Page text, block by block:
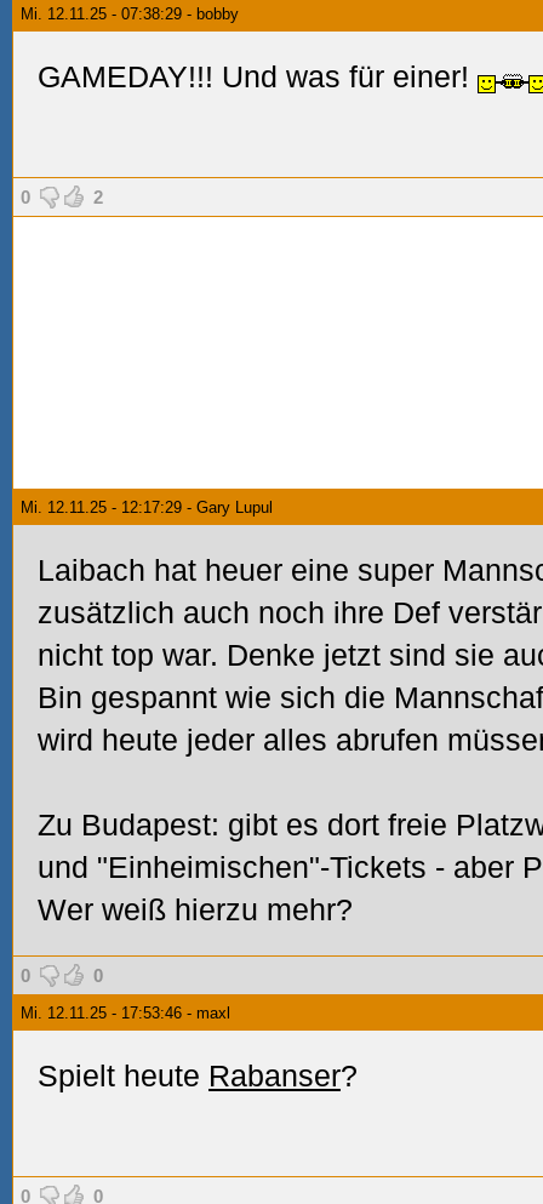
Mi. 12.11.25 - 07:38:29 - bobby
GAMEDAY!!! Und was für einer!
0 2
Mi. 12.11.25 - 12:17:29 - Gary Lupul
Laibach hat heuer eine super
zusätzlich auch noch ihre Def
nicht top war. Denke jetzt sind sie
Bin gespannt wie sich die
wird heute jeder alles abrufen
Zu Budapest: gibt es dort freie
und "Einheimischen"-Tickets - aber
Wer weiß hierzu mehr?
0 0
Mi. 12.11.25 - 17:53:46 - maxl
Spielt heute Rabanser?
0 0